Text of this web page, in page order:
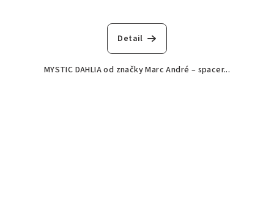
Detail
MYSTIC DAHLIA od značky Marc André – spacer...